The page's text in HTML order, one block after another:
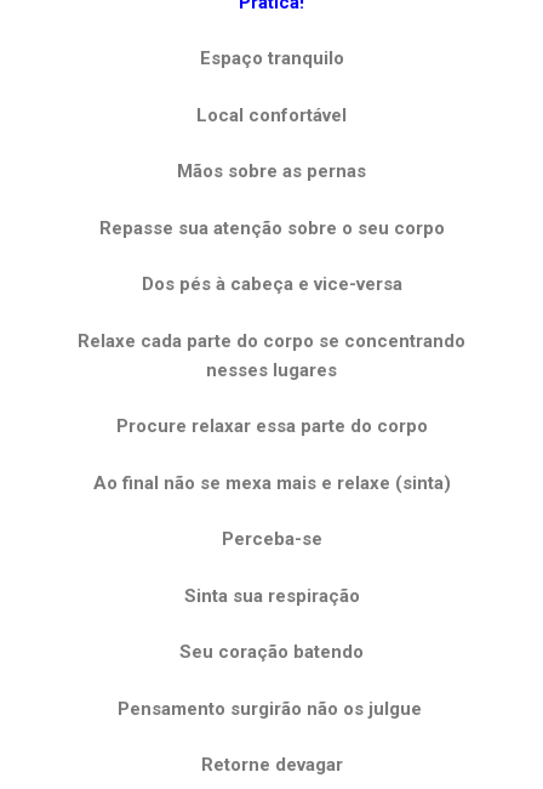
Espaço tranquilo
Local confortável
Mãos sobre as pernas
Repasse sua atenção sobre o seu corpo
Dos pés à cabeça e vice-versa
Relaxe cada parte do corpo se concentrando
nesses lugares
Procure relaxar essa parte do corpo
Ao final não se mexa mais e relaxe (sinta)
Perceba-se
Sinta sua respiração
Seu coração batendo
Pensamento surgirão não os julgue
Retorne devagar